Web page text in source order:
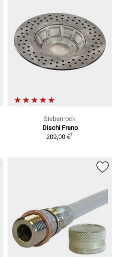
Siebenrock
Dischi Freno
209,00 €1